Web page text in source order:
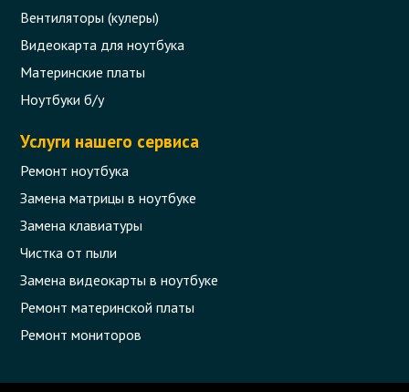
Вентиляторы (кулеры)
Видеокарта для ноутбука
Материнские платы
Ноутбуки б/у
Услуги нашего сервиса
Ремонт ноутбука
Замена матрицы в ноутбуке
Замена клавиатуры
Чистка от пыли
Замена видеокарты в ноутбуке
Ремонт материнской платы
Ремонт мониторов